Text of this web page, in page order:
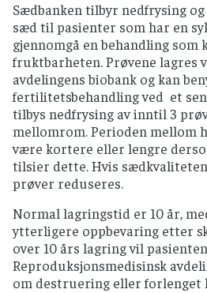
Sædbanken tilbyr nedfrysing
sæd til pasienter som har en
gjennomgå en behandling som
fruktbarheten. Prøvene lagres
avdelingens biobank og kan
fertilitetsbehandling ved et
tilbys nedfrysing av inntil 3
mellomrom. Perioden mellom
være kortere eller lengre
tilsier dette. Hvis
prøver reduseres.
Normal lagringstid er 10 år,
ytterligere oppbevaring etter
over 10 års lagring vil
Reproduksjonsmedisinsk
om destruering eller forlenget